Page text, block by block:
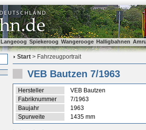
Langeoog Spiekeroog Wangerooge Halligbahnen
Start > Fahrzeugportrait
VEB Bautzen 7/1963
Hersteller
VEB Bautzen
Fabriknummer
7/1963
Baujahr
1963
Spurweite
1435 mm